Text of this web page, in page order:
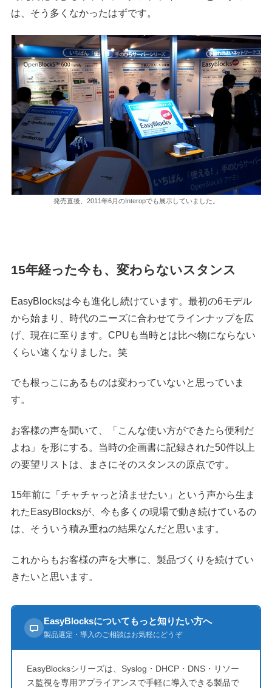
は、そう多くなかったはずです。
発売直後、2011年6月のInteropでも展示していました。
15年経った今も、変わらないスタンス
EasyBlocksは今も進化し続けています。最初の6モデル
から始まり、時代のニーズに合わせてラインナップを広
げ、現在に至ります。CPUも当時とは比べ物にならない
くらい速くなりました。笑
でも根っこにあるものは変わっていないと思っていま
す。
お客様の声を聞いて、「こんな使い方ができたら便利だ
よね」を形にする。当時の企画書に記録された50件以上
の要望リストは、まさにそのスタンスの原点です。
15年前に「チャチャっと済ませたい」という声から生ま
れたEasyBlocksが、今も多くの現場で動き続けているの
は、そういう積み重ねの結果なんだと思います。
これからもお客様の声を大事に、製品づくりを続けてい
きたいと思います。
EasyBlocksについてもっと知りたい方へ
製品選定・導入のご相談はお気軽にどうぞ
EasyBlocksシリーズは、Syslog・DHCP・DNS・リソー
ス監視を専用アプライアンスで手軽に導入できる製品で